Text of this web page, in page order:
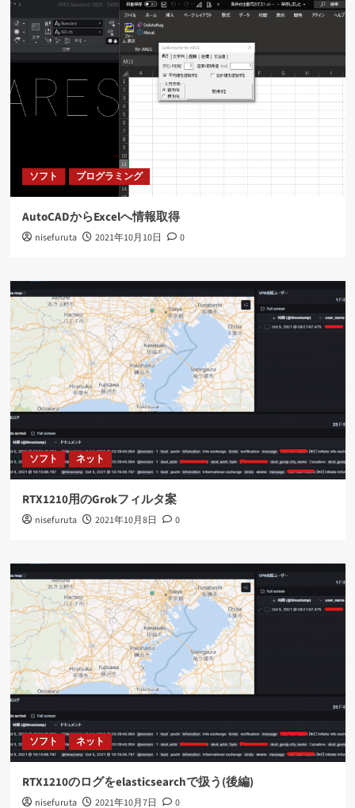
ソフト プログラミング
AutoCADからExcelへ情報取得
nisefuruta 2021年10月10日 0
ソフト ネット
RTX1210用のGrokフィルタ案
nisefuruta 2021年10月8日 0
ソフト ネット
RTX1210のログをelasticsearchで扱う(後編)
nisefuruta 2021年10月7日 0